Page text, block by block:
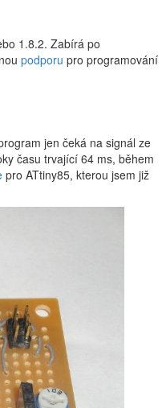
1.8.2. Zabírá po
podporu pro programování
jen čeká na signál ze
času trvající 64 ms, během
pro ATtiny85, kterou jsem již